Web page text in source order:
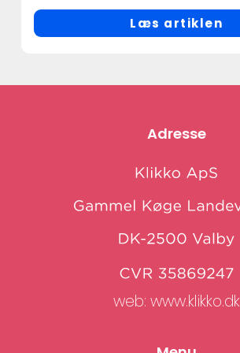
Læs artiklen
Adresse
web: www.klikko.dk